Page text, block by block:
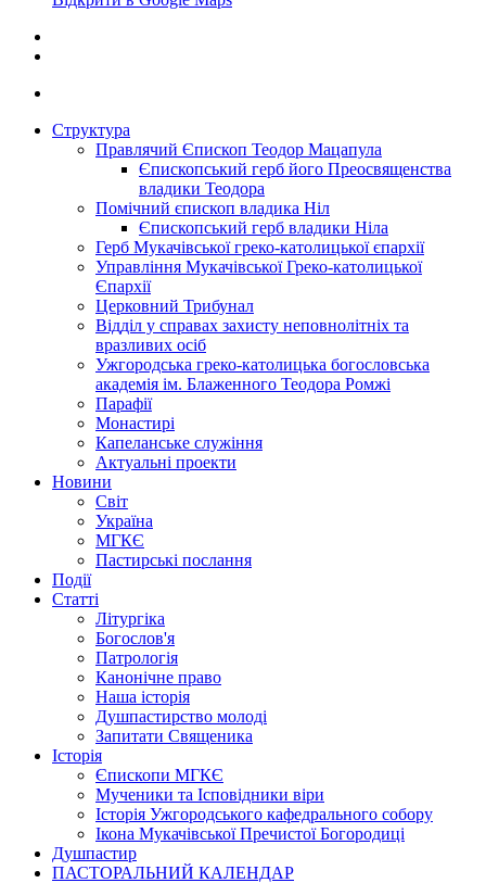
Структура
Правлячий Єпископ Теодор Мацапула
Єпископський герб його Преосвященства
владики Теодора
Помічний єпископ владика Ніл
Єпископський герб владики Ніла
Герб Мукачівської греко-католицької єпархії
Управління Мукачівської Греко-католицької
Єпархії
Церковний Трибунал
Відділ у справах захисту неповнолітніх та
вразливих осіб
Ужгородська греко-католицька богословська
академія ім. Блаженного Теодора Ромжі
Парафії
Монастирі
Капеланське служіння
Актуальні проекти
Новини
Світ
Україна
МГКЄ
Пастирські послання
Події
Статті
Літургіка
Богослов'я
Патрологія
Канонічне право
Наша історія
Душпастирство молоді
Запитати Священика
Історія
Єпископи МГКЄ
Мученики та Ісповідники віри
Історія Ужгородського кафедрального собору
Ікона Мукачівської Пречистої Богородиці
Душпастир
ПАСТОРАЛЬНИЙ КАЛЕНДАР